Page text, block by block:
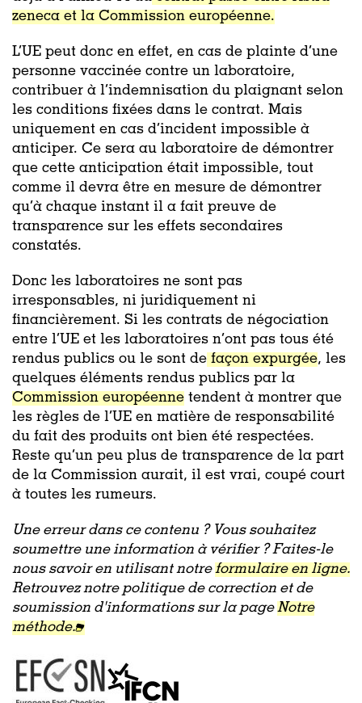
zeneca et la Commission européenne.
L’UE peut donc en effet, en cas de plainte d’une
personne vaccinée contre un laboratoire,
contribuer à l’indemnisation du plaignant selon
les conditions fixées dans le contrat. Mais
uniquement en cas d’incident impossible à
anticiper. Ce sera au laboratoire de démontrer
que cette anticipation était impossible, tout
comme il devra être en mesure de démontrer
qu’à chaque instant il a fait preuve de
transparence sur les effets secondaires
constatés.
Donc les laboratoires ne sont pas
irresponsables, ni juridiquement ni
financièrement. Si les contrats de négociation
entre l’UE et les laboratoires n’ont pas tous été
rendus publics ou le sont de façon expurgée, les
quelques éléments rendus publics par la
Commission européenne tendent à montrer que
les règles de l’UE en matière de responsabilité
du fait des produits ont bien été respectées.
Reste qu’un peu plus de transparence de la part
de la Commission aurait, il est vrai, coupé court
à toutes les rumeurs.
Une erreur dans ce contenu ? Vous souhaitez
soumettre une information à vérifier ? Faites-le
nous savoir en utilisant notreformulaire en ligne.
Retrouvez notre politique de correction et de
soumission d'informations sur la pageNotre
méthode.